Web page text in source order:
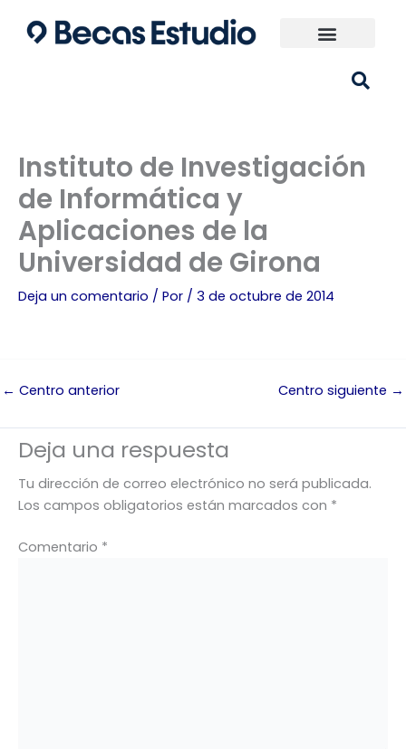
Instituto de Investigación
de Informática y
Aplicaciones de la
Universidad de Girona
Deja un comentario / Por / 3 de octubre de 2014
← Centro anterior Centro siguiente →
Deja una respuesta
Tu dirección de correo electrónico no será publicada.
Los campos obligatorios están marcados con *
Comentario *